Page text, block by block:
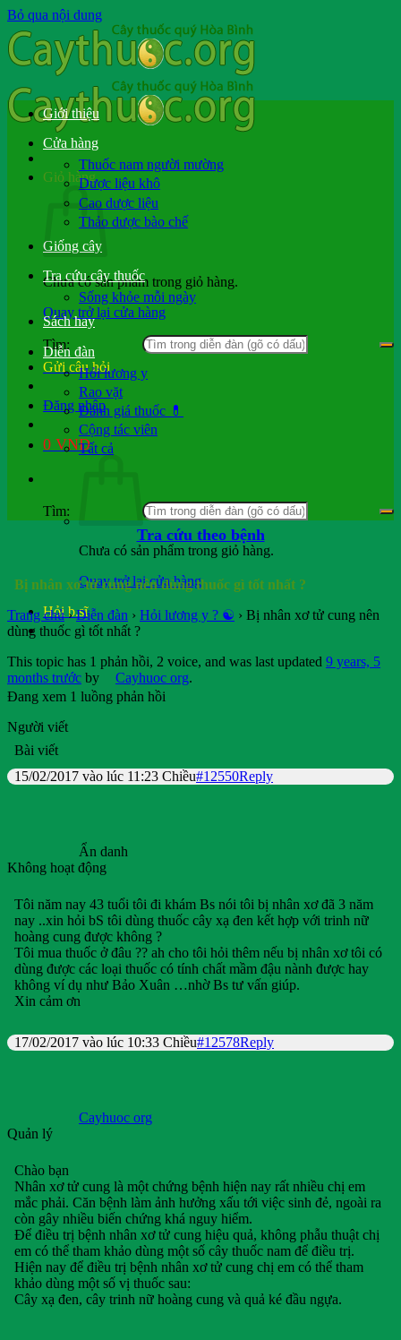
Bỏ qua nội dung
Giỏ hàng
Chưa có sản phẩm trong giỏ hàng.
Quay trở lại cửa hàng
Tìm:
Gửi câu hỏi
Đăng nhập
0 VND
Chưa có sản phẩm trong giỏ hàng.
Quay trở lại cửa hàng
Hỏi b.sĩ
Giới thiệu
Cửa hàng
Thuốc nam người mường
Dược liệu khô
Cao dược liệu
Thảo dược bào chế
Giống cây
Tra cứu cây thuốc
Sống khỏe mỗi ngày
Sách hay
Diễn đàn
Hỏi lương y
Rao vặt
Đánh giá thuốc 💊
Cộng tác viên
Tất cả
Tìm:
Tra cứu theo bệnh
Bị nhân xơ tử cung nên dùng thuốc gì tốt nhất ?
Trang chủ › Diễn đàn › Hỏi lương y ? ☯️ › Bị nhân xơ tử cung nên
dùng thuốc gì tốt nhất ?
This topic has 1 phản hồi, 2 voice, and was last updated 9 years, 5
months trước by Cayhuoc org.
Đang xem 1 luồng phản hồi
Người viết
Bài viết
15/02/2017 vào lúc 11:23 Chiều#12550Reply
Ẩn danh
Không hoạt động
Tôi năm nay 43 tuổi tôi đi khám Bs nói tôi bị nhân xơ đã 3 năm
nay ..xin hỏi bS tôi dùng thuốc cây xạ đen kết hợp với trinh nữ
hoàng cung được không ?
Tôi mua thuốc ở đâu ?? ah cho tôi hỏi thêm nếu bị nhân xơ tôi có
dùng được các loại thuốc có tính chất mầm đậu nành được hay
không ví dụ như Bảo Xuân …nhờ Bs tư vấn giúp.
Xin cảm ơn
17/02/2017 vào lúc 10:33 Chiều#12578Reply
Cayhuoc org
Quản lý
Chào bạn
Nhân xơ tử cung là một chứng bệnh hiện nay rất nhiều chị em
mắc phải. Căn bệnh làm ảnh hưởng xấu tới việc sinh đẻ, ngoài ra
còn gây nhiều biến chứng khá nguy hiểm.
Để điều trị bệnh nhân xơ tử cung hiệu quả, không phẫu thuật chị
em có thể tham khảo dùng một số cây thuốc nam để điều trị.
Hiện nay để điều trị bệnh nhân xơ tử cung chị em có thể tham
khảo dùng một số vị thuốc sau:
Cây xạ đen, cây trinh nữ hoàng cung và quả ké đầu ngựa.